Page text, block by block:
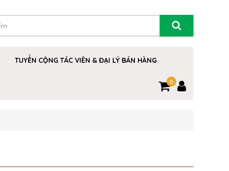
TUYỂN CỘNG TÁC VIÊN & ĐẠI LÝ BÁN HÀNG
0